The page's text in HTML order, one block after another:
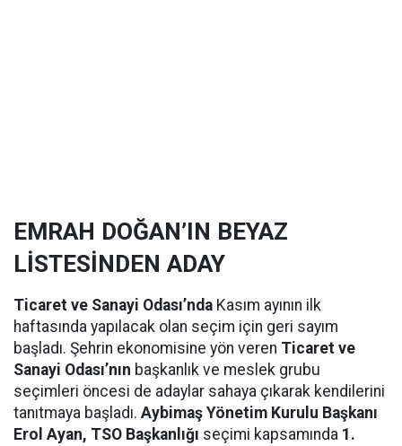
EMRAH DOĞAN’IN BEYAZ
LİSTESİNDEN ADAY
Ticaret ve Sanayi Odası’nda Kasım ayının ilk
haftasında yapılacak olan seçim için geri sayım
başladı. Şehrin ekonomisine yön veren Ticaret ve
Sanayi Odası’nın başkanlık ve meslek grubu
seçimleri öncesi de adaylar sahaya çıkarak kendilerini
tanıtmaya başladı. Aybimaş Yönetim Kurulu Başkanı
Erol Ayan, TSO Başkanlığı seçimi kapsamında 1.